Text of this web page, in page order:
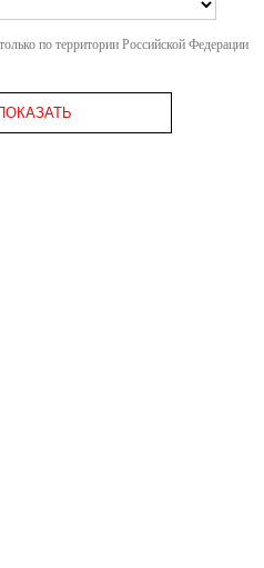
по территории Российской Федерации